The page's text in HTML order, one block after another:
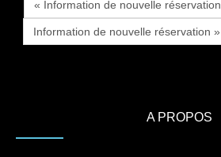
« Information de nouvelle réservation
Information de nouvelle réservation »
A PROPOS